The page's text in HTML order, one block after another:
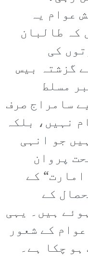
عوام یہ
کہ طالبان
کی
گزشتہ بیس
مسلط
سامراج صرف
نہیں، بلکہ
جو انہی
پروان
کے
کے
ہیں۔ یہی
کے شعور
چکا ہے۔